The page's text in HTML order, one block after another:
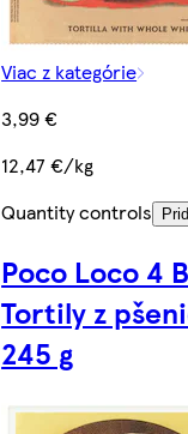
Viac z kategórie
3,99 €
12,47 €/kg
Quantity controls
Poco Loco 4
Tortily z
245 g